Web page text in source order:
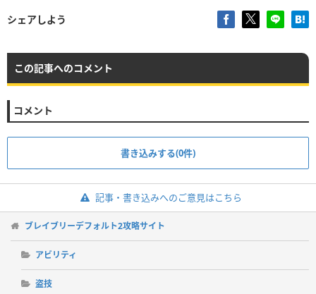
シェアしよう
この記事へのコメント
コメント
書き込みする(0件)
記事・書き込みへのご意見はこちら
ブレイブリーデフォルト2攻略サイト
アビリティ
盗技